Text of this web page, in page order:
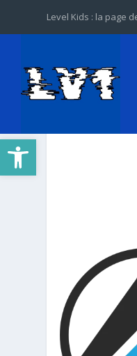
Ouvrir la barre d’outils
Level Kids : la page